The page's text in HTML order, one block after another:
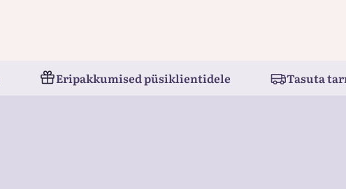
Eripakkumised püsiklientidele Tasuta